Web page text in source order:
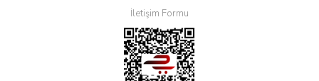
İletişim Formu